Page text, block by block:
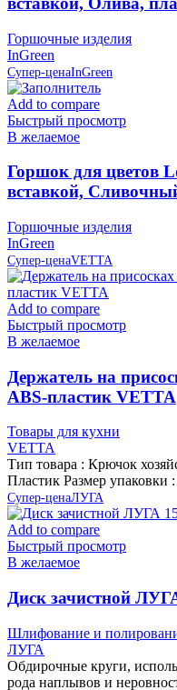
Горшочные изделия
InGreen
Супер-ценаInGreen
Add to compare
Быстрый просмотр
В желаемое
Горшок для цветов
вставкой,
Горшочные изделия
InGreen
Супер-ценаVETTA
Add to compare
Быстрый просмотр
В желаемое
Держатель на
ABS-пластик VETTA
Товары для кухни
VETTA
Тип товара : Крючок
Пластик Размер упаковки
Супер-ценаЛУГА
Add to compare
Быстрый просмотр
В желаемое
Диск зачистной
Шлифование и
ЛУГА
Обдирочные круги,
рода наплывов и